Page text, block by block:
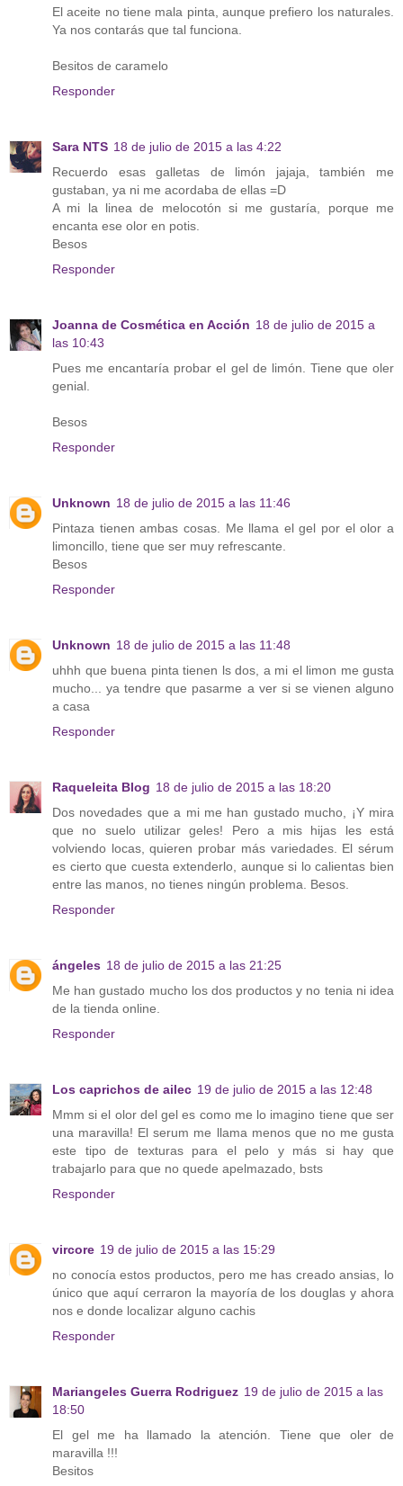
El aceite no tiene mala pinta, aunque prefiero los naturales.
Ya nos contarás que tal funciona.
Besitos de caramelo
Responder
Sara NTS 18 de julio de 2015 a las 4:22
Recuerdo esas galletas de limón jajaja, también me
gustaban, ya ni me acordaba de ellas =D
A mi la linea de melocotón si me gustaría, porque me
encanta ese olor en potis.
Besos
Responder
Joanna de Cosmética en Acción 18 de julio de 2015 a
las 10:43
Pues me encantaría probar el gel de limón. Tiene que oler
genial.
Besos
Responder
Unknown 18 de julio de 2015 a las 11:46
Pintaza tienen ambas cosas. Me llama el gel por el olor a
limoncillo, tiene que ser muy refrescante.
Besos
Responder
Unknown 18 de julio de 2015 a las 11:48
uhhh que buena pinta tienen ls dos, a mi el limon me gusta
mucho... ya tendre que pasarme a ver si se vienen alguno
a casa
Responder
Raqueleita Blog 18 de julio de 2015 a las 18:20
Dos novedades que a mi me han gustado mucho, ¡Y mira
que no suelo utilizar geles! Pero a mis hijas les está
volviendo locas, quieren probar más variedades. El sérum
es cierto que cuesta extenderlo, aunque si lo calientas bien
entre las manos, no tienes ningún problema. Besos.
Responder
ángeles 18 de julio de 2015 a las 21:25
Me han gustado mucho los dos productos y no tenia ni idea
de la tienda online.
Responder
Los caprichos de ailec 19 de julio de 2015 a las 12:48
Mmm si el olor del gel es como me lo imagino tiene que ser
una maravilla! El serum me llama menos que no me gusta
este tipo de texturas para el pelo y más si hay que
trabajarlo para que no quede apelmazado, bsts
Responder
vircore 19 de julio de 2015 a las 15:29
no conocía estos productos, pero me has creado ansias, lo
único que aquí cerraron la mayoría de los douglas y ahora
nos e donde localizar alguno cachis
Responder
Mariangeles Guerra Rodriguez 19 de julio de 2015 a las
18:50
El gel me ha llamado la atención. Tiene que oler de
maravilla !!!
Besitos